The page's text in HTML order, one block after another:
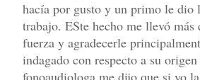
hacía por gusto y un primo le dio
trabajo. ESte hecho me llevó más
fuerza y agradecerle
indagado con respecto a su